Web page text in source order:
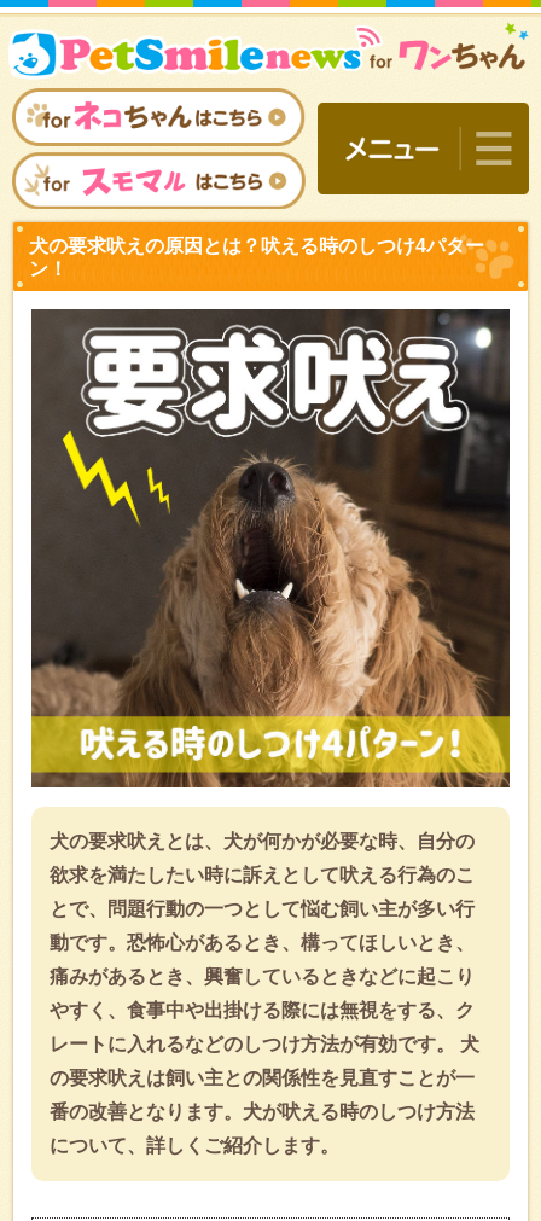
犬の要求吠えの原因とは
犬の要求吠えとは、犬が何かが必要な時、自分の
欲求を満たしたい時に訴えとして吠える行為のこ
とで、問題行動の一つとして悩む飼い主が多い行
動です。恐怖心があるとき、構ってほしいとき、
痛みがあるとき、興奮しているときなどに起こり
やすく、食事中や出掛ける際には無視をする、ク
レートに入れるなどのしつけ方法が有効です。 犬
の要求吠えは飼い主との関係性を見直すことが一
番の改善となります。犬が吠える時のしつけ方法
について、詳しくご紹介します。